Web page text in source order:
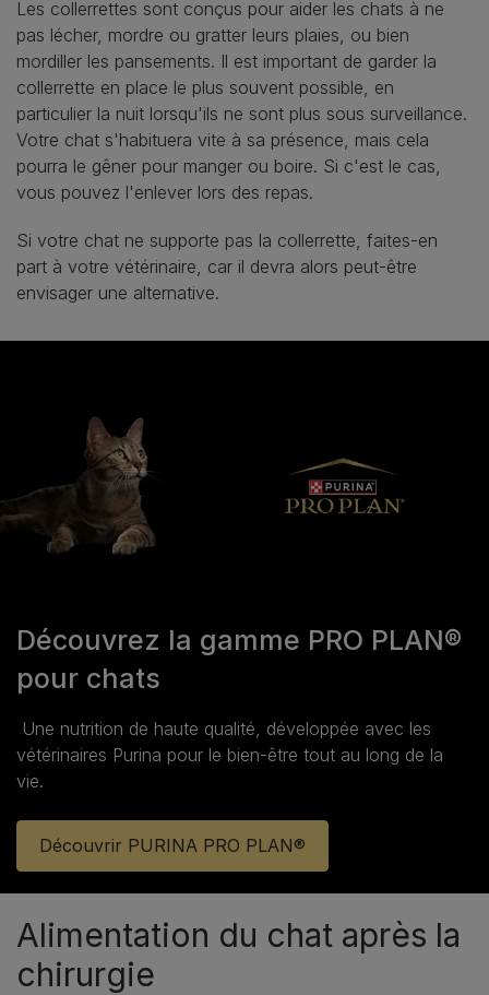
Les collerrettes sont conçus pour aider les chats à ne
pas lécher, mordre ou gratter leurs plaies, ou bien
mordiller les pansements. Il est important de garder la
collerrette en place le plus souvent possible, en
particulier la nuit lorsqu'ils ne sont plus sous surveillance.
Votre chat s'habituera vite à sa présence, mais cela
pourra le gêner pour manger ou boire. Si c'est le cas,
vous pouvez l'enlever lors des repas.
Si votre chat ne supporte pas la collerrette, faites-en
part à votre vétérinaire, car il devra alors peut-être
envisager une alternative.
Découvrez la gamme PRO PLAN®
pour chats
Une nutrition de haute qualité, développée avec les
vétérinaires Purina pour le bien‑être tout au long de la
vie.
Découvrir PURINA PRO PLAN®
Alimentation du chat après la
chirurgie